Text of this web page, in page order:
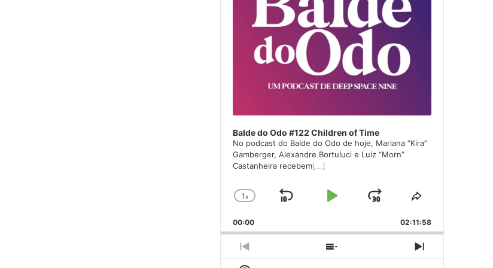
Balde do Odo #122 Children of Time
No podcast do Balde do Odo de hoje, Mariana “Kira”
Gamberger, Alexandre Bortuluci e Luiz “Morn”
Castanheira recebem[...]
Change
Rate
1x
Skip
Play
Jump
Forward
Share
Episode
00:00 02:11:58
Previous
Episode
Show
Next